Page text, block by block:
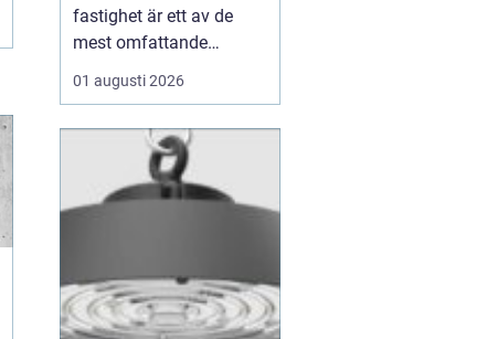
projekt
fastighet är ett av de
mest omfattande
ingreppen som kan
göras i ett hus.
nödvändig åtgärd för att
undvika vattenskador,
fuktproblem och
bostadsrättsföreningar,
fastighetsäga...
01 augusti 2026